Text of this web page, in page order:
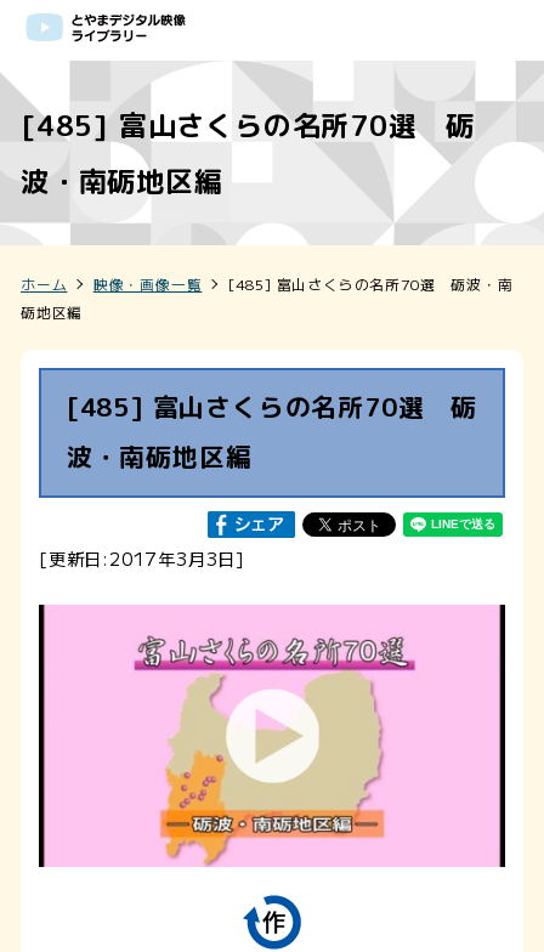
[485] 富山さくらの名所70選 砺
波・南砺地区編
ホーム 映像・画像一覧
[485] 富山さくらの名所70選 砺波・南
砺地区編
[485] 富山さくらの名所70選 砺
波・南砺地区編
[更新日:2017年3月3日]